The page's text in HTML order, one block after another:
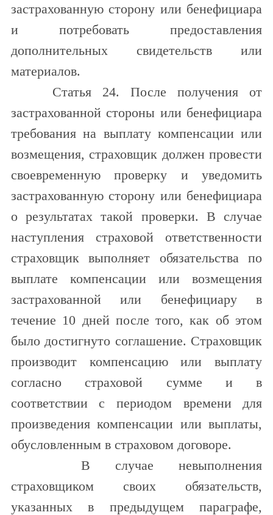
застрахованную сторону или бенефициара
и потребовать предоставления
дополнительных свидетельств или
материалов.
Статья 24. После получения от
застрахованной стороны или бенефициара
требования на выплату компенсации или
возмещения, страховщик должен провести
своевременную проверку и уведомить
застрахованную сторону или бенефициара
о результатах такой проверки. В случае
наступления страховой ответственности
страховщик выполняет обязательства по
выплате компенсации или возмещения
застрахованной или бенефициару в
течение 10 дней после того, как об этом
было достигнуто соглашение. Страховщик
производит компенсацию или выплату
согласно страховой сумме и в
соответствии с периодом времени для
произведения компенсации или выплаты,
обусловленным в страховом договоре.
В случае невыполнения
страховщиком своих обязательств,
указанных в предыдущем параграфе,